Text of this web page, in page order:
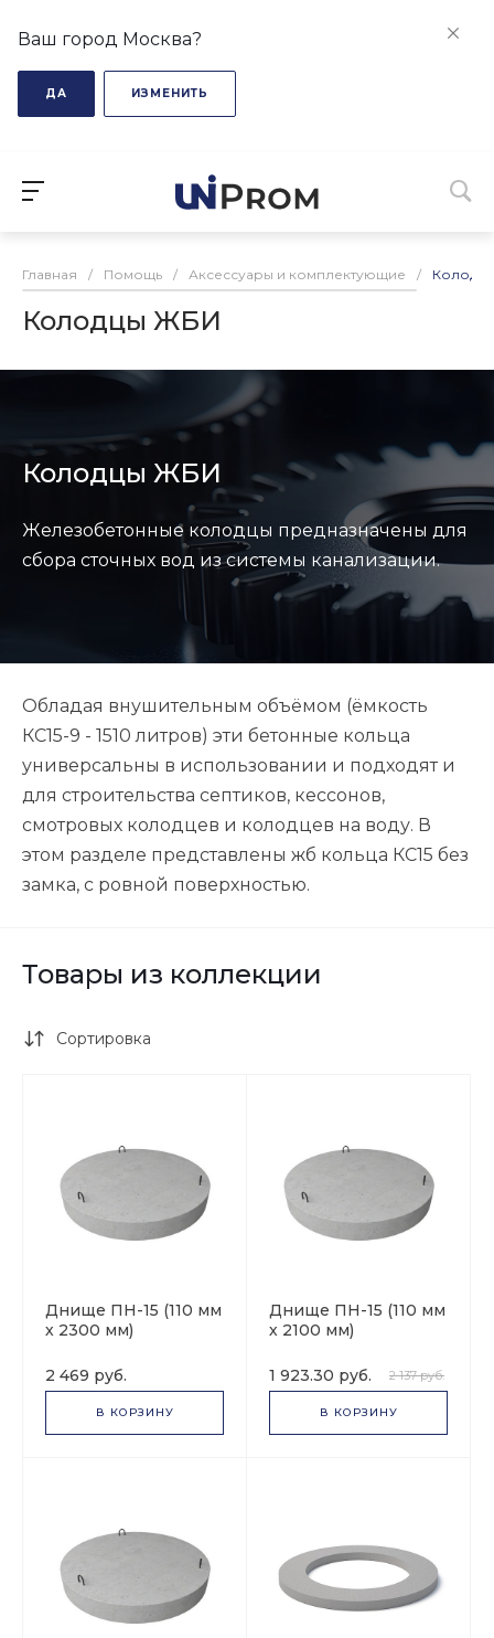
Ваш город Москва?
ДА ИЗМЕНИТЬ
Главная / Помощь / Аксессуары и комплектующие /
Колодцы ЖБИ
Колодцы ЖБИ
Железобетонные колодцы предназначены для
сбора сточных вод из системы канализации.
Обладая внушительным объёмом (ёмкость
КС15-9 - 1510 литров) эти бетонные кольца
универсальны в использовании и подходят и
для строительства септиков, кессонов,
смотровых колодцев и колодцев на воду. В
этом разделе представлены жб кольца КС15 без
замка, с ровной поверхностью.
Товары из коллекции
Сортировка
Днище ПН-15 (110 мм
х 2300 мм)
2 469 руб.
В КОРЗИНУ
Днище ПН-15 (110 мм
х 2100 мм)
1 923.30 руб. 2 137 руб.
В КОРЗИНУ